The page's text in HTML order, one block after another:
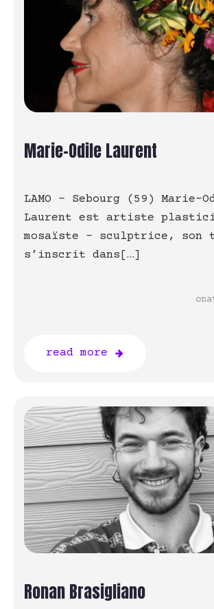
Marie-Odile Laurent
LAMO – Sebourg (59) Marie-
Laurent est artiste
mosaïste – sculptrice, son
s’inscrit dans[…]
on
read more
Ronan Brasigliano